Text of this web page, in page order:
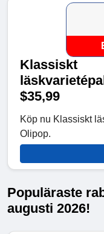
Klassiskt
$35,99
Köp nu Klassiskt
Olipop.
Populäraste
augusti 2026!